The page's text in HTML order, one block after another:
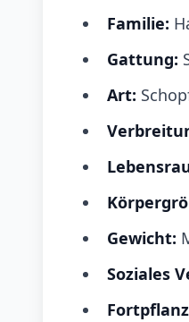
Familie:
Gattung:
Art:
Gewicht:
Soziales